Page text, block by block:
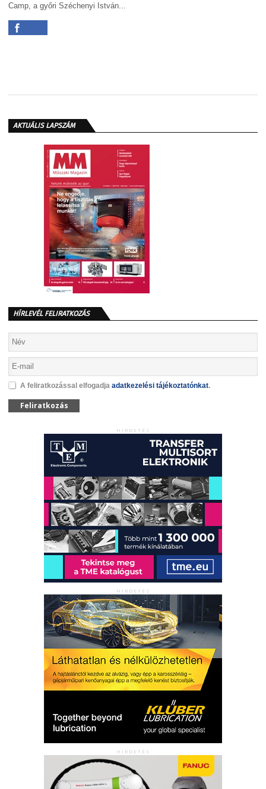
Camp, a győri Széchenyi István...
AKTUÁLIS LAPSZÁM
HÍRLEVÉL FELIRATKOZÁS
A feliratkozással elfogadja adatkezelési tájékoztatónkat.
Feliratkozás
HIRDETÉS
HIRDETÉS
HIRDETÉS